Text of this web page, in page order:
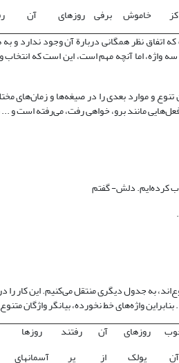
کز خاموش برفی روزهای آن
اتفاق نظر همگانی دربارة آن وجود ندارد
اما آنچه مهم است، این است که
و موارد بعدی را در صیغه‌ها و زمان‌های
مانند برو، خواهی رفت، می‌رفته است و
کرده‌ایم. دلش- گفتم
واژه‌های خط نخورده، بیانگر واژگان
روزهای آن رفتند روزها
آن پولک از پر آسمانهای